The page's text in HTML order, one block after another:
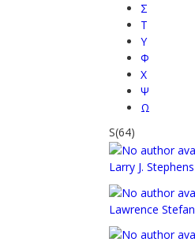
Σ
Τ
Υ
Φ
Χ
Ψ
Ω
S(64)
Larry J. Stephens
Lawrence Stefan